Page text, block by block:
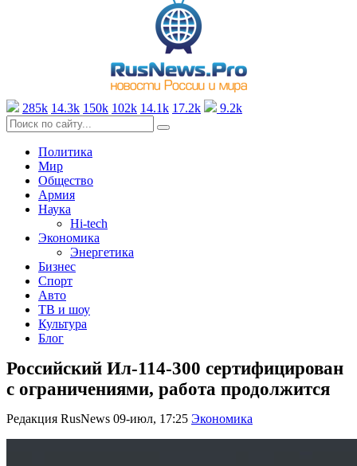
285k 14.3k 150k 102k 14.1k 17.2k 9.2k
Политика
Мир
Общество
Армия
Наука
Hi-tech
Экономика
Энергетика
Бизнес
Спорт
Авто
ТВ и шоу
Культура
Блог
Российский Ил-114-300 сертифицирован
с ограничениями, работа продолжится
Редакция RusNews 09-июл, 17:25 Экономика